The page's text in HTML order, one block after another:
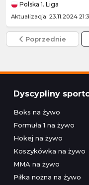
Polska 1. Liga
Aktualizacja: 23.11.2024
Poprzednie
Dyscypliny
Boks na żywo
Formuła 1 na żywo
Hokej na żywo
Koszykówka na żywo
MMA na żywo
Piłka nożna na żywo